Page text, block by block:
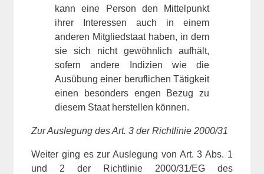
kann eine Person den Mittelpunkt
ihrer Interessen auch in einem
anderen Mitgliedstaat haben, in dem
sie sich nicht gewöhnlich aufhält,
sofern andere Indizien wie die
Ausübung einer beruflichen Tätigkeit
einen besonders engen Bezug zu
diesem Staat herstellen können.
Zur Auslegung des Art. 3 der Richtlinie 2000/31
Weiter ging es zur Auslegung von Art. 3 Abs. 1
und 2 der Richtlinie 2000/31/EG des